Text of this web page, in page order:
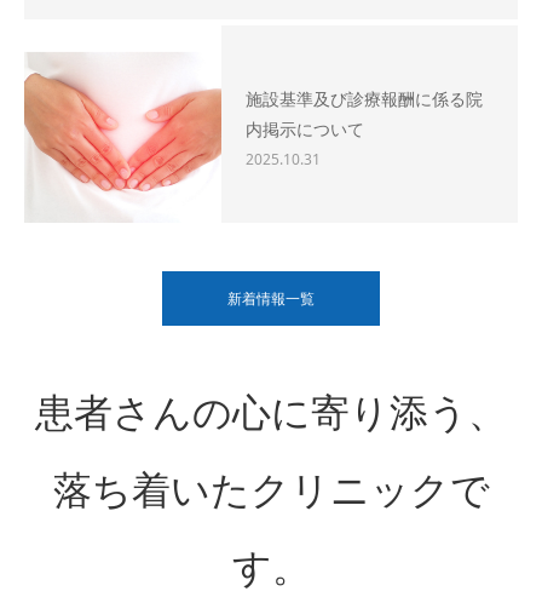
施設基準及び診療報酬に係る院
内掲示について
2025.10.31
新着情報一覧
患者さんの心に寄り添う、
落ち着いたクリニックで
す。